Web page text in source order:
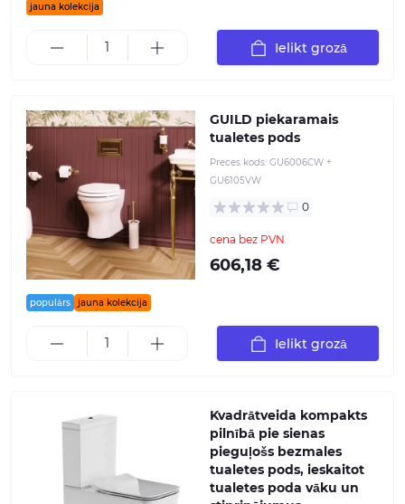
jauna kolekcija
Ielikt grozā
populārs jauna kolekcija
GUILD piekaramais
tualetes pods
Preces kods: GU6006CW +
GU6105VW
0
cena bez PVN
606,18 €
Ielikt grozā
Kvadrātveida kompakts
pilnībā pie sienas
pieguļošs bezmales
tualetes pods, ieskaitot
tualetes poda vāku un